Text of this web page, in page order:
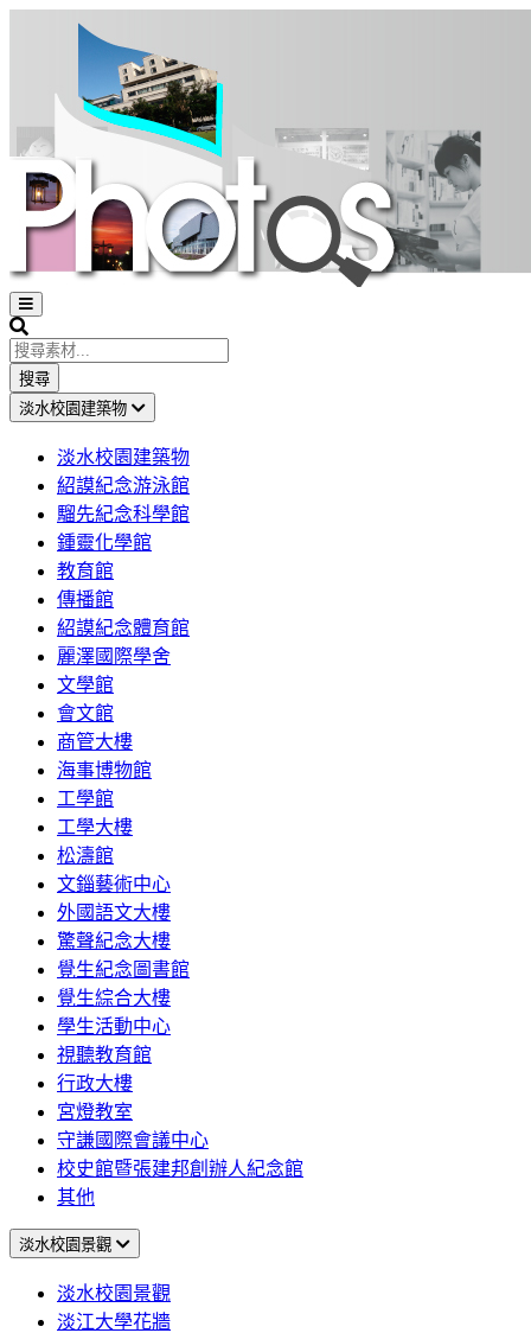
Open
sidebar
Search
搜尋
淡水校園建築物
淡水校園建築物
紹謨紀念游泳館
騮先紀念科學館
鍾靈化學館
教育館
傳播館
紹謨紀念體育館
麗澤國際學舍
文學館
會文館
商管大樓
海事博物館
工學館
工學大樓
松濤館
文錙藝術中心
外國語文大樓
驚聲紀念大樓
覺生紀念圖書館
覺生綜合大樓
學生活動中心
視聽教育館
行政大樓
宮燈教室
守謙國際會議中心
校史館暨張建邦創辦人紀念館
其他
淡水校園景觀
淡水校園景觀
淡江大學花牆